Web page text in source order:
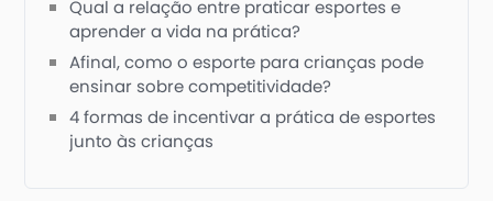
Qual a relação entre praticar esportes e
aprender a vida na prática?
Afinal, como o esporte para crianças pode
ensinar sobre competitividade?
4 formas de incentivar a prática de esportes
junto às crianças